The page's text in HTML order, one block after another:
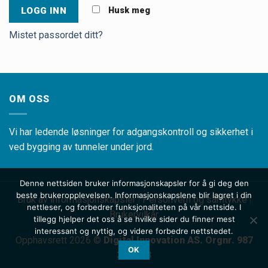
Husk meg
Mistet passordet ditt?
OM OSS
Vi har ledende løsninger for adgangskontroll og sikkerhet i
ved bygging av tunneler under jord.
Bruk av informasjonskapsler|Personvern og samtykke|
Brukervilkår
Opphavsrett 2026 © Digital Innovation AS. Orgnr. 987
348 593
Denne nettsiden bruker informasjonskapsler for å gi deg den
beste brukeropplevelsen. Informasjonskapslene blir lagret i din
nettleser, og forbedrer funksjonaliteten på vår nettside. I
tillegg hjelper det oss å se hvilke sider du finner mest
interessant og nyttig, og videre forbedre nettstedet.
OK